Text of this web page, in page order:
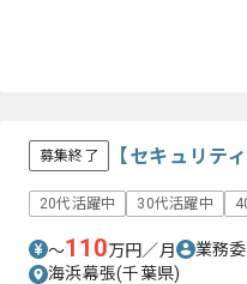
募集終了 【セキュリテ
20代活躍中 30代活躍中
〜110万円／月 業務
海浜幕張(千葉県)